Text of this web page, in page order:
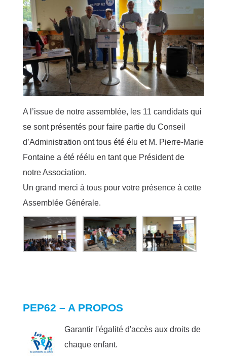
A l’issue de notre assemblée, les 11 candidats qui
se sont présentés pour faire partie du Conseil
d’Administration ont tous été élu et M. Pierre-Marie
Fontaine a été réélu en tant que Président de
notre Association.
Un grand merci à tous pour votre présence à cette
Assemblée Générale.
PEP62 – A PROPOS
Garantir l'égalité d'accès aux droits de
chaque enfant.